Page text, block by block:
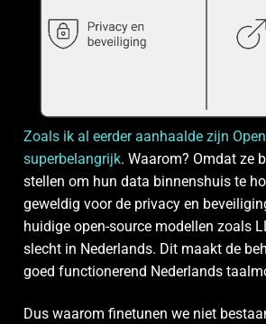
Zoals ik al eerder aanhaalde zijn
superbelangrijk. Waarom? Omdat ze
stellen om hun data binnenshuis te
geweldig voor de privacy en
huidige open-source modellen zoals
slecht in Nederlands. Dit maakt de
goed functionerend Nederlands
Dus waarom finetunen we niet